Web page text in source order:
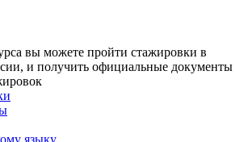
вы можете пройти стажировки в
и получить официальные документы
языку